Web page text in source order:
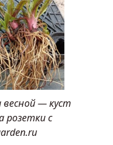
весной — куст
розетки с